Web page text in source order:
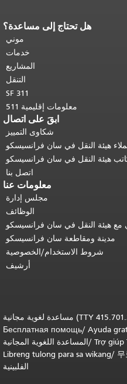
هل تحتاج إلى مساعدة؟
موني
خدمات
المشاريع
التنقل
SF 311
معلومات إقليمية 511
ابقَ على اتصال
شكاوى التمييز
هيئة النقل في سان فرانسيسكو
هيئة النقل في سان فرانسيسكو
اتصل بنا
معلومات عنا
مجلس إدارة
الوظائف
مع هيئة النقل في سان فرانسيسكو
مدينة ومقاطعة سان فرانسيسكو
شروط الاستخدام/الخصوصية
أرشيف
311 (خارج SF 415.701.2311؛ TTY 415.701.2323) مساعدة لغوية مجانية
Ayuda
/
Бесплатная помощь
Trợ giúp
/المساعدة اللغوية المجانية
/
Libreng tulong para sa wikang
الفلبينية